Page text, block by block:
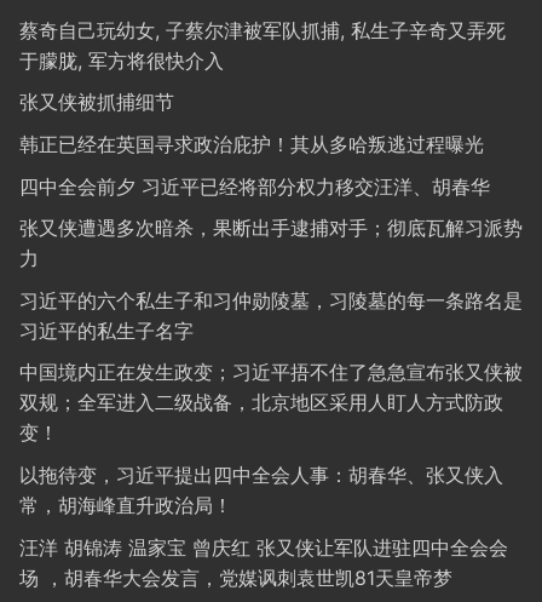
蔡奇自己玩幼女, 子蔡尔津被军队抓捕, 私生子辛奇又弄死
于朦胧, 军方将很快介入
张又侠被抓捕细节
韩正已经在英国寻求政治庇护！其从多哈叛逃过程曝光
四中全会前夕 习近平已经将部分权力移交汪洋、胡春华
张又侠遭遇多次暗杀，果断出手逮捕对手；彻底瓦解习派势
力
习近平的六个私生子和习仲勋陵墓，习陵墓的每一条路名是
习近平的私生子名字
中国境内正在发生政变；习近平捂不住了急急宣布张又侠被
双规；全军进入二级战备，北京地区采用人盯人方式防政
变！
以拖待变，习近平提出四中全会人事：胡春华、张又侠入
常，胡海峰直升政治局！
汪洋 胡锦涛 温家宝 曾庆红 张又侠让军队进驻四中全会会
场 ，胡春华大会发言，党媒讽刺袁世凯81天皇帝梦